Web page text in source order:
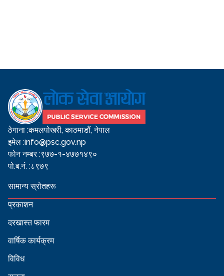
ठेगाना :कमलपोखरी, काठमाडौं, नेपाल
इमेल :info@psc.gov.np
फोन नम्बर :९७७-१-४७७१४९०
पो.ब.नं. :८९७९
सामान्य स्रोतहरू
प्रकाशन
दरखास्त फारम
वार्षिक कार्यक्रम
विविध